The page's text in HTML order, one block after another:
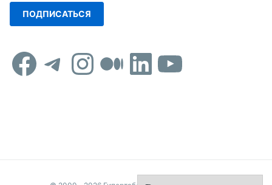
ПОДПИСАТЬСЯ
Facebook
Telegram
Instagram
Средний
LinkedIn